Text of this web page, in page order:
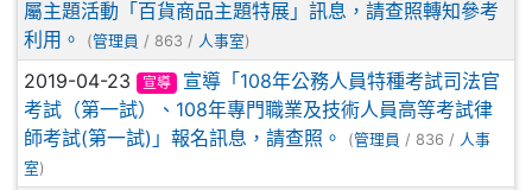
屬主題活動「百貨商品主題特展」訊息，請查照轉知參考
利用。
(管理員 / 863 / 人事室)
2019-04-23 宣導
宣導「108年公務人員特種考試司法官
考試（第一試）、108年專門職業及技術人員高等考試律
師考試(第一試)」報名訊息，請查照。
(管理員 / 836 / 人事
室)